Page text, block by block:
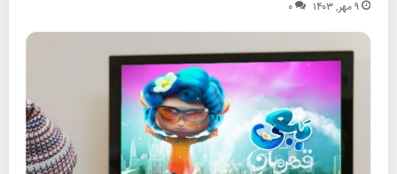
۹ مهر, ۱۴۰۳ ۰